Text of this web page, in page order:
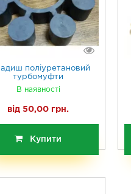
поліуретановий
турбомуфти
В наявності
від 50,00 грн.
Купити